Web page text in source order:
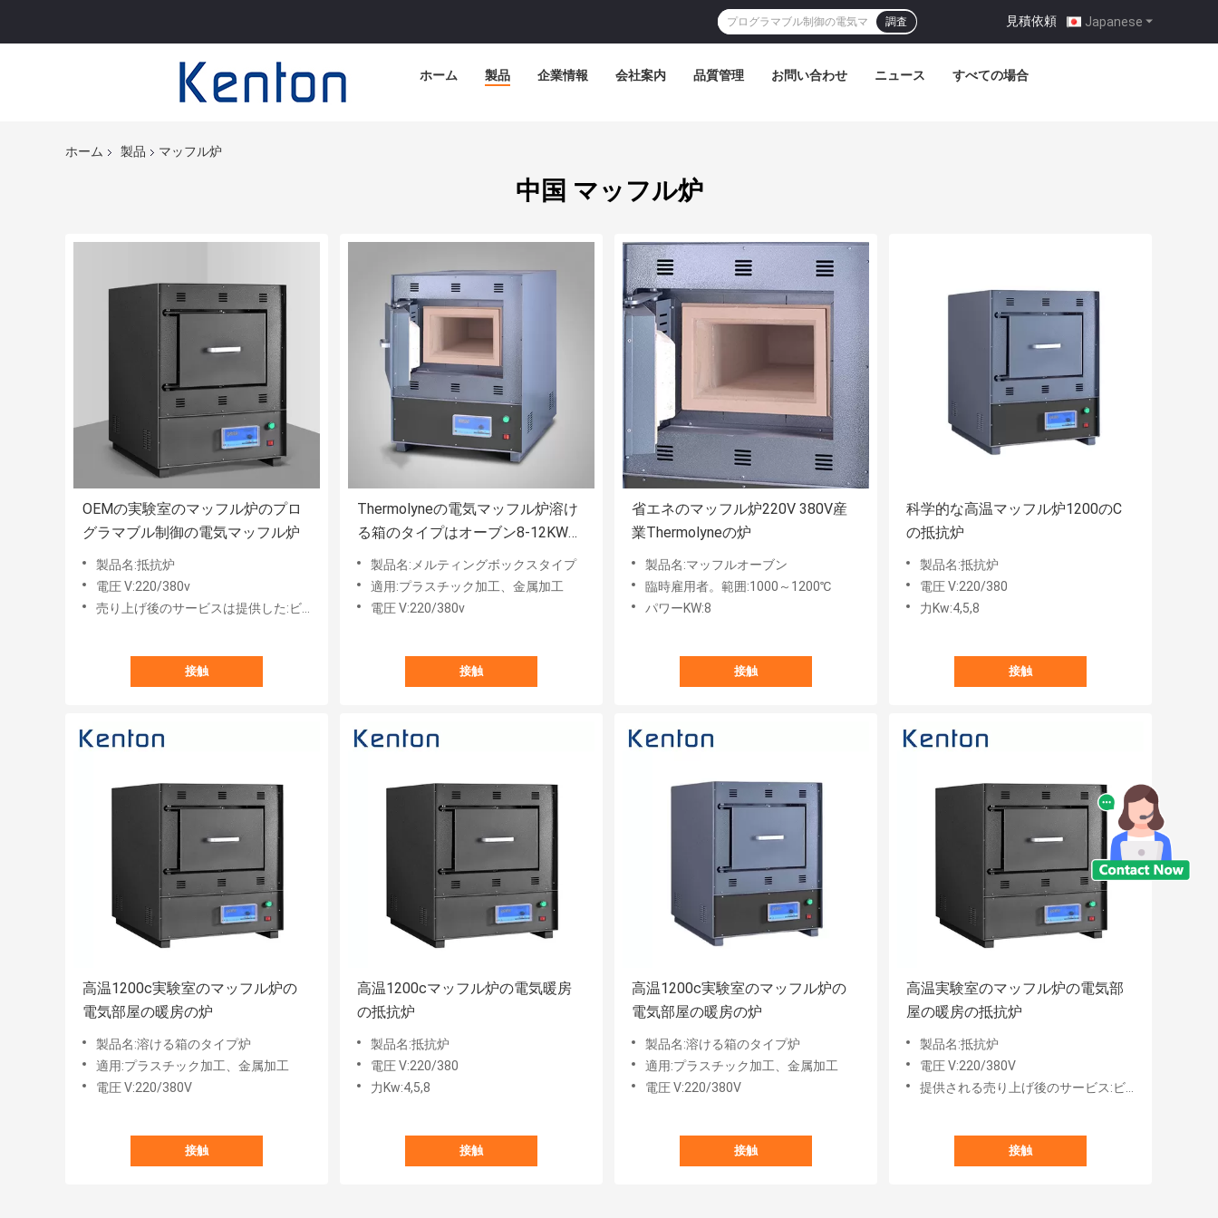
Japanese
見積依頼 |
調査
ホーム 製品 企業情報 会社案内 品質管理 お問い合わせ ニュース すべての場合
ホーム 製品 マッフル炉
中国 マッフル炉
OEMの実験室のマッフル炉のプロ
グラマブル制御の電気マッフル炉
製品名:抵抗炉
電圧 V:220/380v
売り上げ後のサービスは提供した:ビデオ テクニカル サポート
接触
Thermolyneの電気マッフル炉溶け
る箱のタイプはオーブン8-12KWを
おおう
製品名:メルティングボックスタイプ
適用:プラスチック加工、金属加工
電圧 V:220/380v
接触
省エネのマッフル炉220V 380V産
業Thermolyneの炉
製品名:マッフルオーブン
臨時雇用者。範囲:1000～1200℃
パワーKW:8
接触
科学的な高温マッフル炉1200のC
の抵抗炉
製品名:抵抗炉
電圧 V:220/380
力Kw:4,5,8
接触
高温1200c実験室のマッフル炉の
電気部屋の暖房の炉
製品名:溶ける箱のタイプ炉
適用:プラスチック加工、金属加工
電圧 V:220/380V
接触
高温1200cマッフル炉の電気暖房
の抵抗炉
製品名:抵抗炉
電圧 V:220/380
力Kw:4,5,8
接触
高温1200c実験室のマッフル炉の
電気部屋の暖房の炉
製品名:溶ける箱のタイプ炉
適用:プラスチック加工、金属加工
電圧 V:220/380V
接触
高温実験室のマッフル炉の電気部
屋の暖房の抵抗炉
製品名:抵抗炉
電圧 V:220/380V
提供される売り上げ後のサービス:ビデオ テクニカル サポート
接触